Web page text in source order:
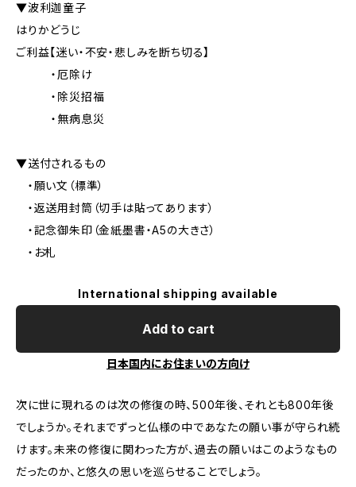
▼波利迦童子
はりかどうじ
ご利益【迷い・不安・悲しみを断ち切る】
・厄除け
・除災招福
・無病息災
▼送付されるもの
・願い文（標準）
・返送用封筒（切手は貼ってあります）
・記念御朱印（金紙墨書・A5の大きさ）
・お札
International shipping available
Add to cart
日本国内にお住まいの方向け
次に世に現れるのは次の修復の時、500年後、それとも800年後
でしょうか。それまでずっと仏様の中であなたの願い事が守られ続
けます。未来の修復に関わった方が、過去の願いはこのようなもの
だったのか、と悠久の思いを巡らせることでしょう。